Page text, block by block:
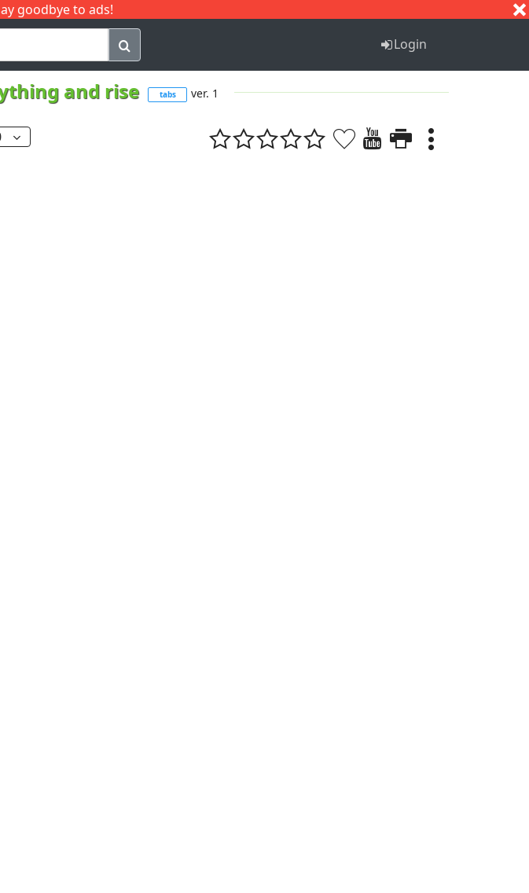
goodbye to ads!
Q Login
and rise tabs ver. 1